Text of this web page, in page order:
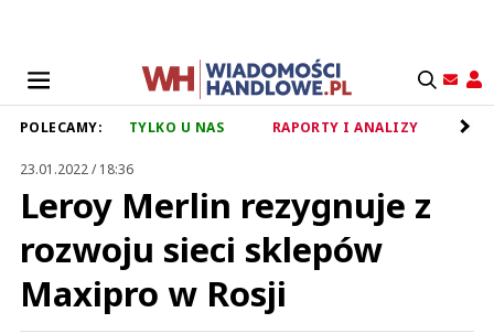
POLECAMY: TYLKO U NAS RAPORTY I ANALIZY
23.01.2022 / 18:36
Leroy Merlin rezygnuje z
rozwoju sieci sklepów
Maxipro w Rosji